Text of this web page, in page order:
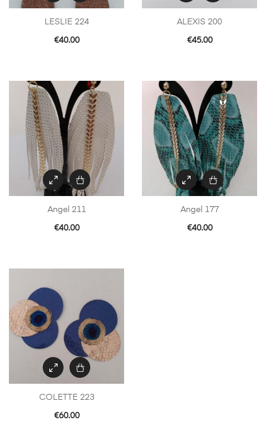
LESLIE 224
€40.00
ALEXIS 200
€45.00
Angel 211
€40.00
Angel 177
€40.00
COLETTE 223
€60.00